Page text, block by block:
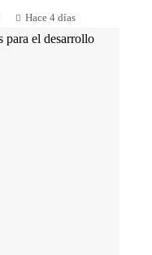
Hace 4 días